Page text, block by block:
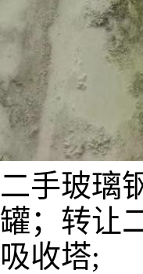
二手玻璃
罐；转让
吸收塔;